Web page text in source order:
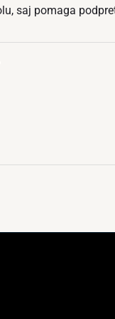
saj pomaga